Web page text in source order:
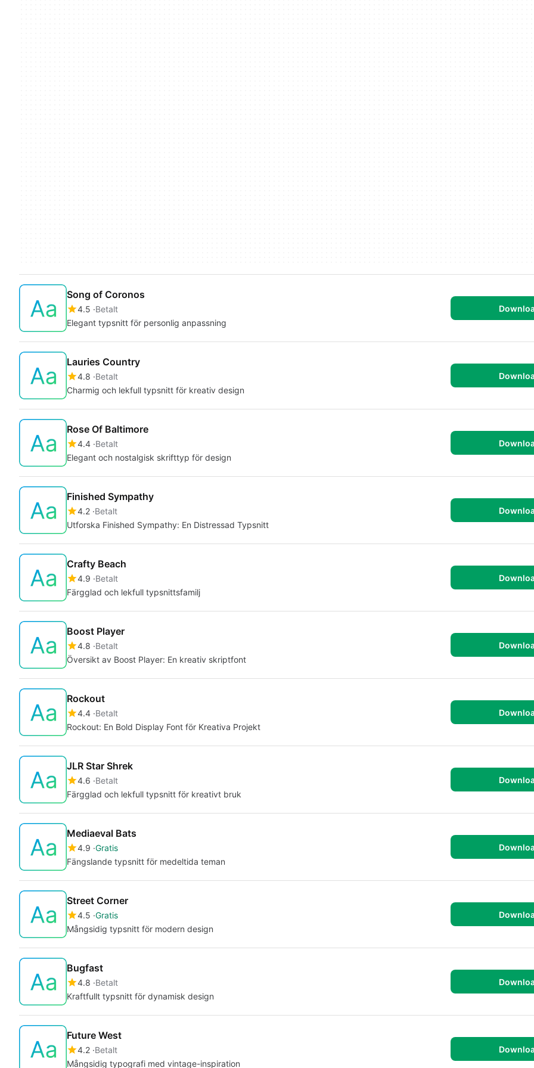
Song of Coronos
4.5 Betalt
Elegant typsnitt för personlig anpassning
Lauries Country
4.8 Betalt
Charmig och lekfull typsnitt för kreativ design
Rose Of Baltimore
4.4 Betalt
Elegant och nostalgisk skrifttyp för design
Finished Sympathy
4.2 Betalt
Utforska Finished Sympathy: En Distressad Typsnitt
Crafty Beach
4.9 Betalt
Färgglad och lekfull typsnittsfamilj
Boost Player
4.8 Betalt
Översikt av Boost Player: En kreativ skriptfont
Rockout
4.4 Betalt
Rockout: En Bold Display Font för Kreativa Projekt
JLR Star Shrek
4.6 Betalt
Färgglad och lekfull typsnitt för kreativt bruk
Mediaeval Bats
4.9 Gratis
Fängslande typsnitt för medeltida teman
Street Corner
4.5 Gratis
Mångsidig typsnitt för modern design
Bugfast
4.8 Betalt
Kraftfullt typsnitt för dynamisk design
Future West
4.2 Betalt
Mångsidig typografi med vintage-inspiration